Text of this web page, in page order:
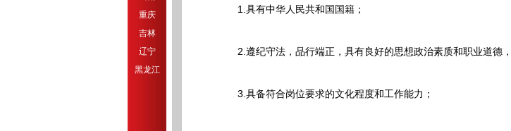
重庆
吉林
辽宁
黑龙江
1.具有中华人民共和国国籍；
2.遵纪守法，品行端正，具有良好的思想政治素质和职业道德，
3.具备符合岗位要求的文化程度和工作能力；